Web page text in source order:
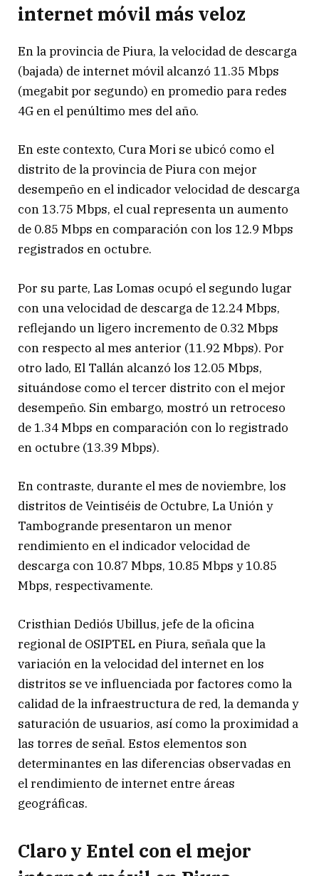
internet móvil más veloz
En la provincia de Piura, la velocidad de descarga
(bajada) de internet móvil alcanzó 11.35 Mbps
(megabit por segundo) en promedio para redes
4G en el penúltimo mes del año.
En este contexto, Cura Mori se ubicó como el
distrito de la provincia de Piura con mejor
desempeño en el indicador velocidad de descarga
con 13.75 Mbps, el cual representa un aumento
de 0.85 Mbps en comparación con los 12.9 Mbps
registrados en octubre.
Por su parte, Las Lomas ocupó el segundo lugar
con una velocidad de descarga de 12.24 Mbps,
reflejando un ligero incremento de 0.32 Mbps
con respecto al mes anterior (11.92 Mbps). Por
otro lado, El Tallán alcanzó los 12.05 Mbps,
situándose como el tercer distrito con el mejor
desempeño. Sin embargo, mostró un retroceso
de 1.34 Mbps en comparación con lo registrado
en octubre (13.39 Mbps).
En contraste, durante el mes de noviembre, los
distritos de Veintiséis de Octubre, La Unión y
Tambogrande presentaron un menor
rendimiento en el indicador velocidad de
descarga con 10.87 Mbps, 10.85 Mbps y 10.85
Mbps, respectivamente.
Cristhian Dediós Ubillus, jefe de la oficina
regional de OSIPTEL en Piura, señala que la
variación en la velocidad del internet en los
distritos se ve influenciada por factores como la
calidad de la infraestructura de red, la demanda y
saturación de usuarios, así como la proximidad a
las torres de señal. Estos elementos son
determinantes en las diferencias observadas en
el rendimiento de internet entre áreas
geográficas.
Claro y Entel con el mejor